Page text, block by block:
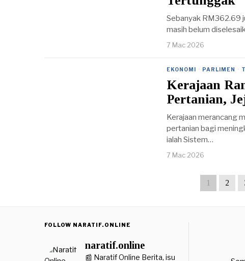
Sebanyak RM362.69
masih belum
7 Mac 2026
EKONOMI · PARLIMEN ·
Kerajaan
Pertanian,
Kerajaan merancang
pertanian bagi
ialah Sistem…
7 Mac 2026
1 2
FOLLOW NARATIF.ONLINE
naratif.online
📰 Naratif Online Berita, isu